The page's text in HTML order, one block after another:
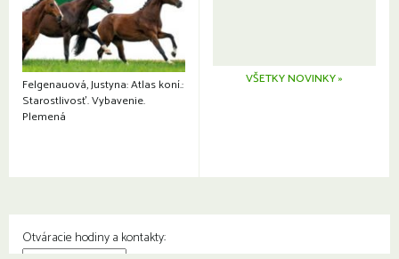
Felgenauová, Justyna: Atlas koní.:
Starostlivosť. Vybavenie.
Plemená
VŠETKY NOVINKY »
Otváracie hodiny a kontakty: